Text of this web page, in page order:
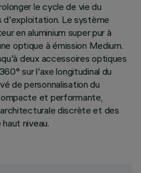
le cycle de vie du
d'exploitation. Le système
en aluminium super pur à
optique à émission Medium.
deux accessoires optiques
sur l'axe longitudinal du
de personnalisation du
et performante,
discrète et des
niveau.